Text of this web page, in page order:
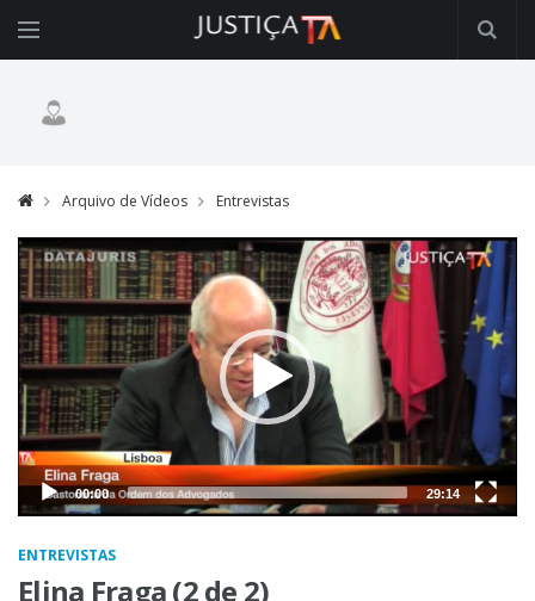
Arquivo de Vídeos Entrevistas
Video
Player
00:00 29:14
ENTREVISTAS
Elina Fraga (2 de 2)